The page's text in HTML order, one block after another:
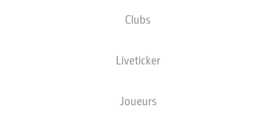
Clubs
Liveticker
Joueurs
LES ONZE DE DÉPART